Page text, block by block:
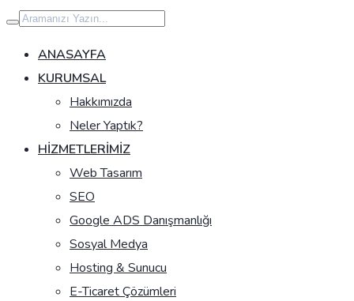
İçeriğe
geç
ANASAYFA
KURUMSAL
Hakkımızda
Neler Yaptık?
HIZMETLERIMIZ
Web Tasarım
SEO
Google ADS Danışmanlığı
Sosyal Medya
Hosting & Sunucu
E-Ticaret Çözümleri